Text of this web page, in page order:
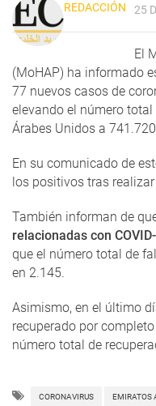
REDACCIÓN 25
El
(MoHAP) ha informado
77 nuevos casos de
elevando el número
Árabes Unidos a
En su comunicado de
los positivos tras
También informan de
relacionadas con
que el número total de
en 2.145.
Asimismo, en el último
recuperado por completo
número total de
CORONAVIRUS EMIRATOS